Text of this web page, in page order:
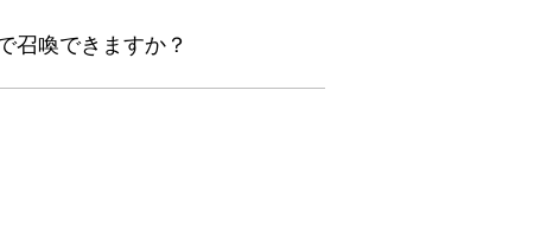
召喚できますか？